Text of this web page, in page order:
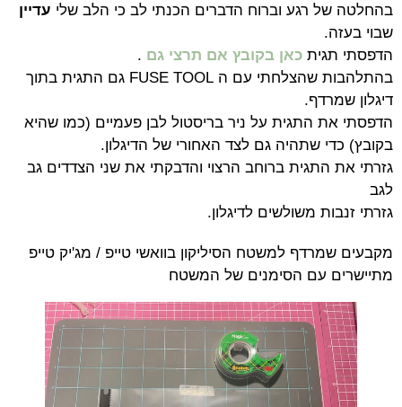
בהחלטה של רגע וברוח הדברים הכנתי לב כי הלב שלי עדיין
שבוי בעזה.
הדפסתי תגית כאן בקובץ אם תרצי גם .
בהתלהבות שהצלחתי עם ה FUSE TOOL גם התגית בתוך
דיגלון שמרדף.
הדפסתי את התגית על ניר בריסטול לבן פעמיים (כמו שהיא
בקובץ) כדי שתהיה גם לצד האחורי של הדיגלון.
גזרתי את התגית ברוחב הרצוי והדבקתי את שני הצדדים גב
לגב
גזרתי זנבות משולשים לדיגלון.
מקבעים שמרדף למשטח הסיליקון בוואשי טייפ / מג'יק טייפ
מתיישרים עם הסימנים של המשטח